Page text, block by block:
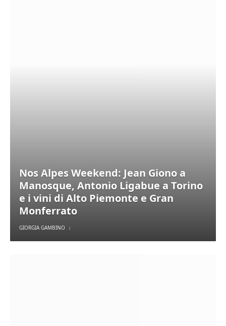
Nos Alpes Weekend: Jean Giono a
Manosque, Antonio Ligabue a Torino
e i vini di Alto Piemonte e Gran
Monferrato
GIORGIA GAMBINO